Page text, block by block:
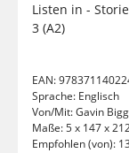
Listen in -
3 (A2)
EAN:
Sprache: Englisch
Von/Mit:Gavin
Maße:5 x 147 x
Empfohlen (von): 13